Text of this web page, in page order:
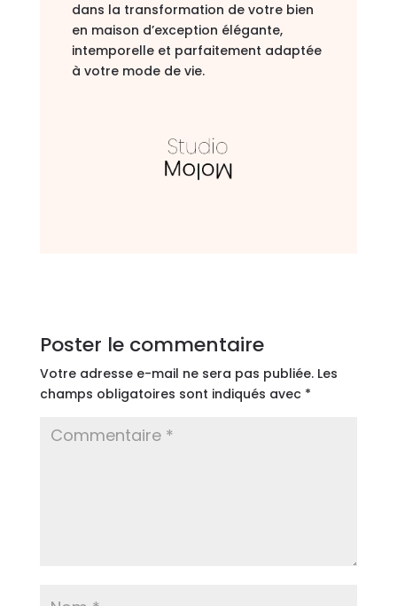
dans la transformation de votre bien
en maison d’exception élégante,
intemporelle et parfaitement adaptée
à votre mode de vie.
Poster le commentaire
Votre adresse e-mail ne sera pas publiée. Les
champs obligatoires sont indiqués avec *